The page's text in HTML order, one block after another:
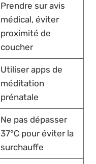
Prendre sur avis
médical, éviter
proximité de
coucher
Utiliser apps de
méditation
prénatale
Ne pas dépasser
37°C pour éviter la
surchauffe